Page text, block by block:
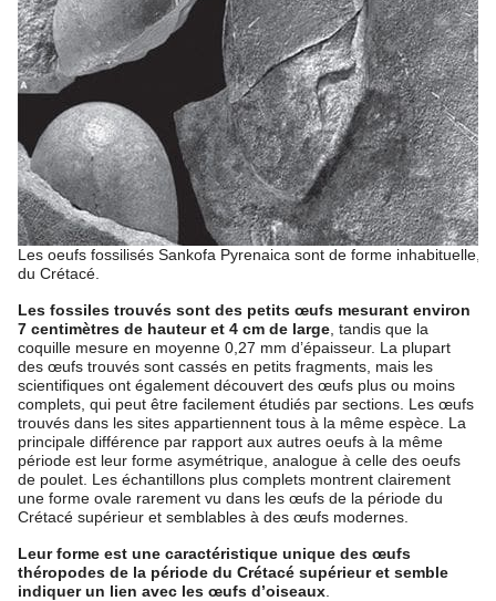
Les oeufs fossilisés Sankofa Pyrenaica sont de forme inhabituelle,
du Crétacé.
Les fossiles trouvés sont des petits œufs mesurant environ
7 centimètres de hauteur et 4 cm de large , tandis que la
coquille mesure en moyenne 0,27 mm d’épaisseur. La plupart
des œufs trouvés sont cassés en petits fragments, mais les
scientifiques ont également découvert des œufs plus ou moins
complets, qui peut être facilement étudiés par sections. Les œufs
trouvés dans les sites appartiennent tous à la même espèce. La
principale différence par rapport aux autres oeufs à la même
période est leur forme asymétrique, analogue à celle des oeufs
de poulet. Les échantillons plus complets montrent clairement
une forme ovale rarement vu dans les œufs de la période du
Crétacé supérieur et semblables à des œufs modernes.
Leur forme est une caractéristique unique des œufs
théropodes de la période du Crétacé supérieur et semble
indiquer un lien avec les œufs d’oiseaux